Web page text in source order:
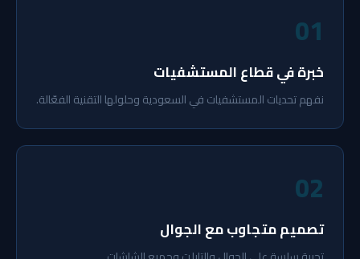
01
خبرة في قطاع المستشفيات
نفهم تحديات المستشفيات في السعودية وحلولها التقنية الفعّالة.
02
تصميم متجاوب مع الجوال